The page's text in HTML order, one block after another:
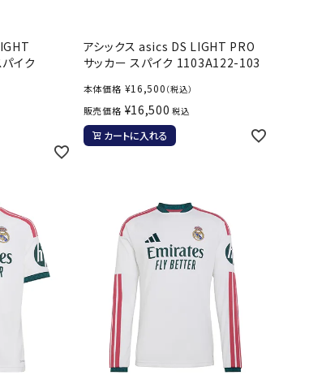
イク
アシックス asics DS LIGHT PRO
サッカー スパイク 1103A122-103
本体価格 ¥16,500 （税込）
販売価格 ¥16,500 税込
カートに入れる